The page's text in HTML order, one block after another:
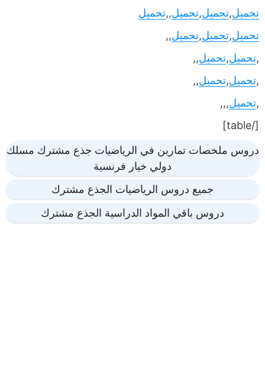
تحميل,تحميل,تحميل,,تحميل
تحميل,تحميل,تحميل,,
,تحميل,تحميل,,
,تحميل,تحميل,,
,تحميل,,,
[/table]
دروس ملخصات تمارين في الرياضيات جذع مشترك مسلك
دولي خيار فرنسية
جميع دروس الرياضيات الجذع مشترك
دروس باقي المواد الدراسية الجذع مشترك